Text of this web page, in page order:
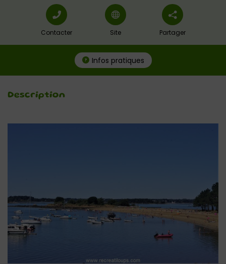
Contacter Site Partager
Infos pratiques
Description